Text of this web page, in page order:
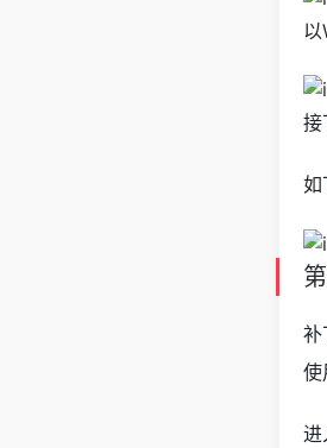
接
如
补
使
进